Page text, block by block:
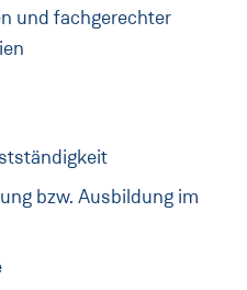
und fachgerechter
bzw. Ausbildung im